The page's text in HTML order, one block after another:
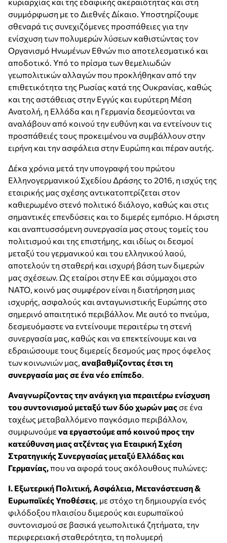
συμμόρφωση με το Διεθνές Δίκαιο. Υποστηρίζουμε
σθεναρά τις συνεχιζόμενες προσπάθειες για την
ενίσχυση των πολυμερών λύσεων καθιστώντας τον
Οργανισμό Ηνωμένων Εθνών πιο αποτελεσματικό και
αποδοτικό. Υπό το πρίσμα των θεμελιωδών
γεωπολιτικών αλλαγών που προκλήθηκαν από την
επιθετικότητα της Ρωσίας κατά της Ουκρανίας, καθώς
και της αστάθειας στην Εγγύς και ευρύτερη Μέση
Ανατολή, η Ελλάδα και η Γερμανία δεσμεύονται να
αναλάβουν από κοινού την ευθύνη και να εντείνουν τις
προσπάθειές τους προκειμένου να συμβάλλουν στην
ειρήνη και την ασφάλεια στην Ευρώπη και πέραν αυτής.
Δέκα χρόνια μετά την υπογραφή του πρώτου
Ελληνογερμανικού Σχεδίου Δράσης το 2016, η ισχύς της
εταιρικής μας σχέσης αντικατοπτρίζεται στον
καθιερωμένο στενό πολιτικό διάλογο, καθώς και στις
σημαντικές επενδύσεις και το διμερές εμπόριο. Η άριστη
και αναπτυσσόμενη συνεργασία μας στους τομείς του
πολιτισμού και της επιστήμης, και ιδίως οι δεσμοί
μεταξύ του γερμανικού και του ελληνικού λαού,
αποτελούν τη σταθερή και ισχυρή βάση των διμερών
μας σχέσεων. Ως εταίροι στην ΕΕ και σύμμαχοι στο
ΝΑΤΟ, κοινό μας συμφέρον είναι η διατήρηση μιας
ισχυρής, ασφαλούς και ανταγωνιστικής Ευρώπης στο
σημερινό απαιτητικό περιβάλλον. Με αυτό το πνεύμα,
δεσμευόμαστε να εντείνουμε περαιτέρω τη στενή
συνεργασία μας, καθώς και να επεκτείνουμε και να
εδραιώσουμε τους διμερείς δεσμούς μας προς όφελος
των κοινωνιών μας, αναβαθμίζοντας έτσι τη
συνεργασία μας σε ένα νέο επίπεδο.
Αναγνωρίζοντας την ανάγκη για περαιτέρω ενίσχυση
του συντονισμού μεταξύ των δύο χωρών μαςσε ένα
ταχέως μεταβαλλόμενο παγκόσμιο περιβάλλον,
συμφωνούμενα εργαστούμε από κοινού προς την
κατεύθυνση μιας ατζέντας για Εταιρική Σχέση
Στρατηγικής Συνεργασίας μεταξύ Ελλάδας και
Γερμανίας,που να αφορά τους ακόλουθους πυλώνες:
I. Εξωτερική Πολιτική, Ασφάλεια, Μετανάστευση &
Ευρωπαϊκές Υποθέσεις, με στόχο τη δημιουργία ενός
φιλόδοξου πλαισίου διμερούς και ευρωπαϊκού
συντονισμού σε βασικά γεωπολιτικά ζητήματα, την
περιφερειακή σταθερότητα, τη πολυμερή